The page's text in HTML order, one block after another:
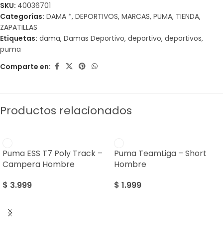
SKU: 40036701
Categorías: DAMA *, DEPORTIVOS, MARCAS, PUMA, TIENDA,
ZAPATILLAS
Etiquetas: dama, Damas Deportivo, deportivo, deportivos,
puma
Comparte en:
Productos relacionados
Puma ESS T7 Poly Track –
Campera Hombre
$ 3.999
Puma TeamLiga – Short
Hombre
$ 1.999